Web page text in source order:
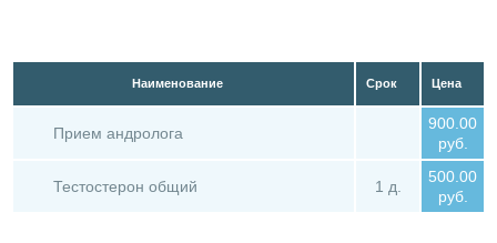
Наименование Срок Цена
Прием андролога
900.00
руб.
Тестостерон общий 1 д.
500.00
руб.